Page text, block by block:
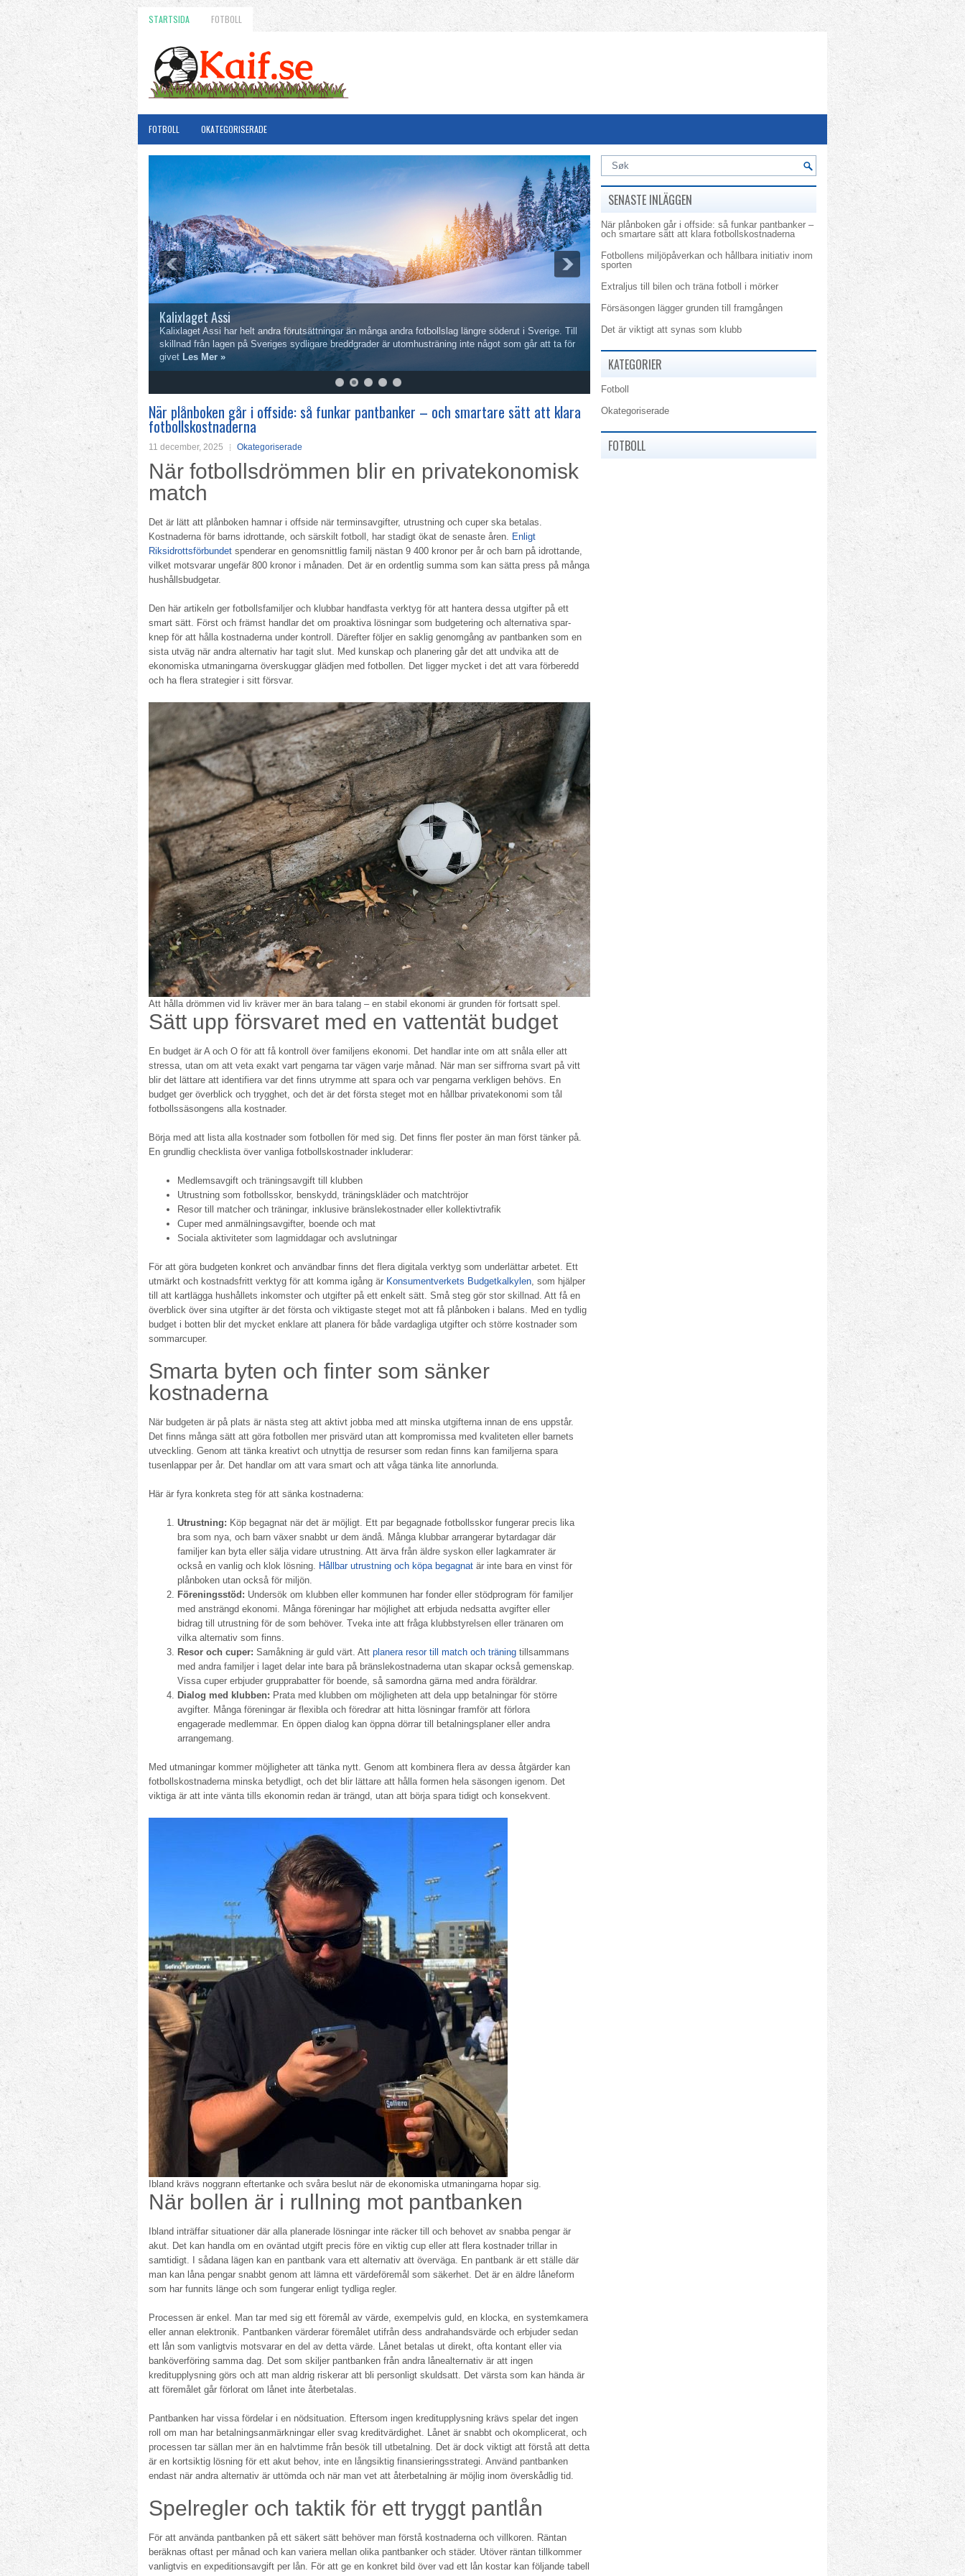
STARTSIDA FOTBOLL
FOTBOLL OKATEGORISERADE
Kalixlaget Assi
Kalixlaget Assi har helt andra förutsättningar än många andra fotbollslag längre söderut i Sverige. Till
skillnad från lagen på Sveriges sydligare breddgrader är utomhusträning inte något som går att ta för
givet Les Mer »
När plånboken går i offside: så funkar pantbanker – och smartare sätt att klara
fotbollskostnaderna
11 december, 2025 Okategoriserade
När fotbollsdrömmen blir en privatekonomisk
match
Det är lätt att plånboken hamnar i offside när terminsavgifter, utrustning och cuper ska betalas.
Kostnaderna för barns idrottande, och särskilt fotboll, har stadigt ökat de senaste åren. Enligt
Riksidrottsförbundet spenderar en genomsnittlig familj nästan 9 400 kronor per år och barn på idrottande,
vilket motsvarar ungefär 800 kronor i månaden. Det är en ordentlig summa som kan sätta press på många
hushållsbudgetar.
Den här artikeln ger fotbollsfamiljer och klubbar handfasta verktyg för att hantera dessa utgifter på ett
smart sätt. Först och främst handlar det om proaktiva lösningar som budgetering och alternativa spar-
knep för att hålla kostnaderna under kontroll. Därefter följer en saklig genomgång av pantbanken som en
sista utväg när andra alternativ har tagit slut. Med kunskap och planering går det att undvika att de
ekonomiska utmaningarna överskuggar glädjen med fotbollen. Det ligger mycket i det att vara förberedd
och ha flera strategier i sitt försvar.
Att hålla drömmen vid liv kräver mer än bara talang – en stabil ekonomi är grunden för fortsatt spel.
Sätt upp försvaret med en vattentät budget
En budget är A och O för att få kontroll över familjens ekonomi. Det handlar inte om att snåla eller att
stressa, utan om att veta exakt vart pengarna tar vägen varje månad. När man ser siffrorna svart på vitt
blir det lättare att identifiera var det finns utrymme att spara och var pengarna verkligen behövs. En
budget ger överblick och trygghet, och det är det första steget mot en hållbar privatekonomi som tål
fotbollssäsongens alla kostnader.
Börja med att lista alla kostnader som fotbollen för med sig. Det finns fler poster än man först tänker på.
En grundlig checklista över vanliga fotbollskostnader inkluderar:
Medlemsavgift och träningsavgift till klubben
Utrustning som fotbollsskor, benskydd, träningskläder och matchtröjor
Resor till matcher och träningar, inklusive bränslekostnader eller kollektivtrafik
Cuper med anmälningsavgifter, boende och mat
Sociala aktiviteter som lagmiddagar och avslutningar
För att göra budgeten konkret och användbar finns det flera digitala verktyg som underlättar arbetet. Ett
utmärkt och kostnadsfritt verktyg för att komma igång är Konsumentverkets Budgetkalkylen, som hjälper
till att kartlägga hushållets inkomster och utgifter på ett enkelt sätt. Små steg gör stor skillnad. Att få en
överblick över sina utgifter är det första och viktigaste steget mot att få plånboken i balans. Med en tydlig
budget i botten blir det mycket enklare att planera för både vardagliga utgifter och större kostnader som
sommarcuper.
Smarta byten och finter som sänker
kostnaderna
När budgeten är på plats är nästa steg att aktivt jobba med att minska utgifterna innan de ens uppstår.
Det finns många sätt att göra fotbollen mer prisvärd utan att kompromissa med kvaliteten eller barnets
utveckling. Genom att tänka kreativt och utnyttja de resurser som redan finns kan familjerna spara
tusenlappar per år. Det handlar om att vara smart och att våga tänka lite annorlunda.
Här är fyra konkreta steg för att sänka kostnaderna:
Utrustning: Köp begagnat när det är möjligt. Ett par begagnade fotbollsskor fungerar precis lika
bra som nya, och barn växer snabbt ur dem ändå. Många klubbar arrangerar bytardagar där
familjer kan byta eller sälja vidare utrustning. Att ärva från äldre syskon eller lagkamrater är
också en vanlig och klok lösning. Hållbar utrustning och köpa begagnat är inte bara en vinst för
plånboken utan också för miljön.
Föreningsstöd: Undersök om klubben eller kommunen har fonder eller stödprogram för familjer
med ansträngd ekonomi. Många föreningar har möjlighet att erbjuda nedsatta avgifter eller
bidrag till utrustning för de som behöver. Tveka inte att fråga klubbstyrelsen eller tränaren om
vilka alternativ som finns.
Resor och cuper: Samåkning är guld värt. Att planera resor till match och träning tillsammans
med andra familjer i laget delar inte bara på bränslekostnaderna utan skapar också gemenskap.
Vissa cuper erbjuder grupprabatter för boende, så samordna gärna med andra föräldrar.
Dialog med klubben: Prata med klubben om möjligheten att dela upp betalningar för större
avgifter. Många föreningar är flexibla och föredrar att hitta lösningar framför att förlora
engagerade medlemmar. En öppen dialog kan öppna dörrar till betalningsplaner eller andra
arrangemang.
Med utmaningar kommer möjligheter att tänka nytt. Genom att kombinera flera av dessa åtgärder kan
fotbollskostnaderna minska betydligt, och det blir lättare att hålla formen hela säsongen igenom. Det
viktiga är att inte vänta tills ekonomin redan är trängd, utan att börja spara tidigt och konsekvent.
Ibland krävs noggrann eftertanke och svåra beslut när de ekonomiska utmaningarna hopar sig.
När bollen är i rullning mot pantbanken
Ibland inträffar situationer där alla planerade lösningar inte räcker till och behovet av snabba pengar är
akut. Det kan handla om en oväntad utgift precis före en viktig cup eller att flera kostnader trillar in
samtidigt. I sådana lägen kan en pantbank vara ett alternativ att överväga. En pantbank är ett ställe där
man kan låna pengar snabbt genom att lämna ett värdeföremål som säkerhet. Det är en äldre låneform
som har funnits länge och som fungerar enligt tydliga regler.
Processen är enkel. Man tar med sig ett föremål av värde, exempelvis guld, en klocka, en systemkamera
eller annan elektronik. Pantbanken värderar föremålet utifrån dess andrahandsvärde och erbjuder sedan
ett lån som vanligtvis motsvarar en del av detta värde. Lånet betalas ut direkt, ofta kontant eller via
banköverföring samma dag. Det som skiljer pantbanken från andra lånealternativ är att ingen
kreditupplysning görs och att man aldrig riskerar att bli personligt skuldsatt. Det värsta som kan hända är
att föremålet går förlorat om lånet inte återbetalas.
Pantbanken har vissa fördelar i en nödsituation. Eftersom ingen kreditupplysning krävs spelar det ingen
roll om man har betalningsanmärkningar eller svag kreditvärdighet. Lånet är snabbt och okomplicerat, och
processen tar sällan mer än en halvtimme från besök till utbetalning. Det är dock viktigt att förstå att detta
är en kortsiktig lösning för ett akut behov, inte en långsiktig finansieringsstrategi. Använd pantbanken
endast när andra alternativ är uttömda och när man vet att återbetalning är möjlig inom överskådlig tid.
Spelregler och taktik för ett tryggt pantlån
För att använda pantbanken på ett säkert sätt behöver man förstå kostnaderna och villkoren. Räntan
beräknas oftast per månad och kan variera mellan olika pantbanker och städer. Utöver räntan tillkommer
vanligtvis en expeditionsavgift per lån. För att ge en konkret bild över vad ett lån kostar kan följande tabell
SENASTE INLÄGGEN
När plånboken går i offside: så funkar pantbanker –
och smartare sätt att klara fotbollskostnaderna
Fotbollens miljöpåverkan och hållbara initiativ inom
sporten
Extraljus till bilen och träna fotboll i mörker
Försäsongen lägger grunden till framgången
Det är viktigt att synas som klubb
KATEGORIER
Fotboll
Okategoriserade
FOTBOLL